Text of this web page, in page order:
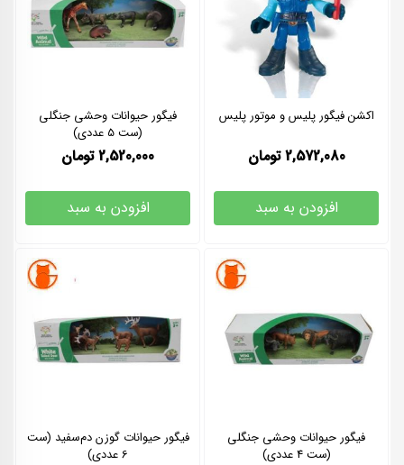
اکشن فیگور پلیس و موتور پلیس
2,572,080 تومان
افزودن به سبد
فیگور حیوانات وحشی جنگلی
(ست 5 عددی)
2,520,000 تومان
افزودن به سبد
فیگور حیوانات وحشی جنگلی
(ست 4 عددی)
فیگور حیوانات گوزن دم‌سفید (ست
6 عددی)